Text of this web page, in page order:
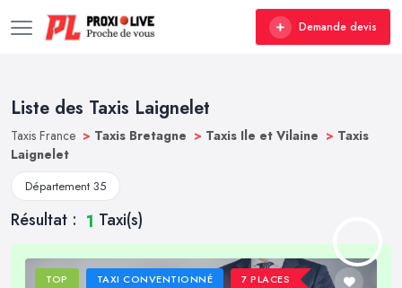
Demande devis
Liste des Taxis Laignelet
Taxis France > Taxis Bretagne > Taxis Ile et Vilaine > Taxis
Laignelet
Département 35
Résultat : 1 Taxi(s)
TOP TAXI CONVENTIONNÉ 7 PLACES